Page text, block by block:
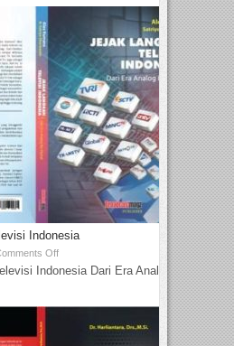
Indonesia
Off
Indonesia Dari Era Analog